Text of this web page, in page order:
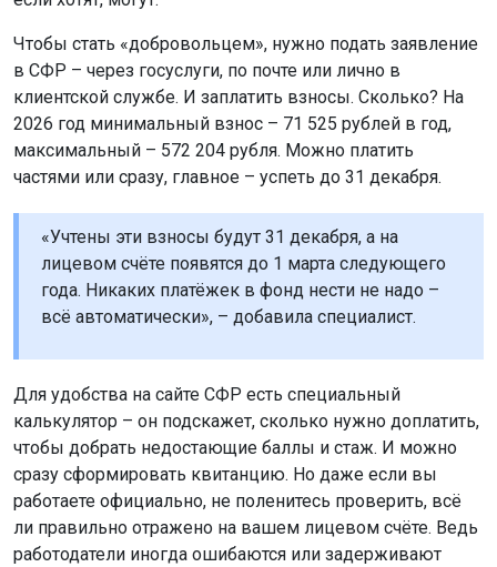
Чтобы стать «добровольцем», нужно подать заявление
в СФР – через госуслуги, по почте или лично в
клиентской службе. И заплатить взносы. Сколько? На
2026 год минимальный взнос – 71 525 рублей в год,
максимальный – 572 204 рубля. Можно платить
частями или сразу, главное – успеть до 31 декабря.
«Учтены эти взносы будут 31 декабря, а на
лицевом счёте появятся до 1 марта следующего
года. Никаких платёжек в фонд нести не надо –
всё автоматически», – добавила специалист.
Для удобства на сайте СФР есть специальный
калькулятор – он подскажет, сколько нужно доплатить,
чтобы добрать недостающие баллы и стаж. И можно
сразу сформировать квитанцию. Но даже если вы
работаете официально, не поленитесь проверить, всё
ли правильно отражено на вашем лицевом счёте. Ведь
работодатели иногда ошибаются или задерживают